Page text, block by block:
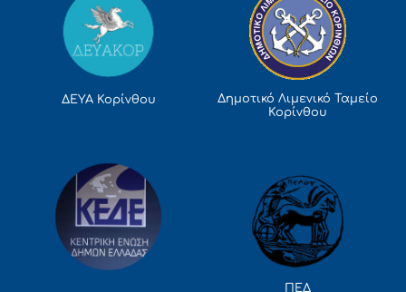
ΔΕΥΑ Κορίνθου
Δημοτικό Λιμενικό Ταμείο
Κορίνθου
ΠΕΔ